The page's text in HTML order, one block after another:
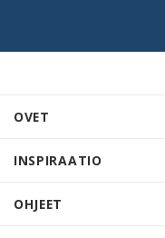
OVET
INSPIRAATIO
OHJEET